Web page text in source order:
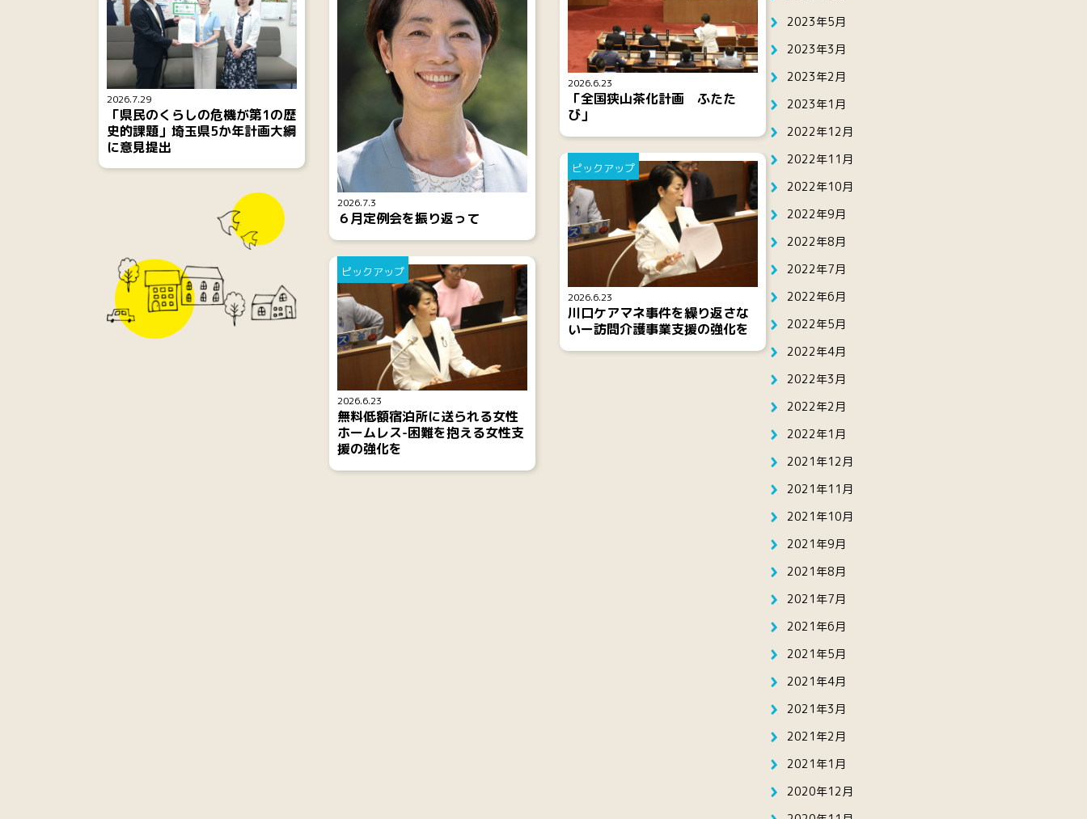
2026.7.29
「県民のくらしの危機が第1の歴
史的課題」埼玉県5か年計画大綱
に意見提出
2026.7.3
６月定例会を振り返って
2026.6.23
「全国狭山茶化計画 ふたた
び」
2026.6.23
ピックアップ
川口ケアマネ事件を繰り返さな
いー訪問介護事業支援の強化を
2026.6.23
ピックアップ
無料低額宿泊所に送られる女性
ホームレス-困難を抱える女性支
援の強化を
2023年5月
2023年3月
2023年2月
2023年1月
2022年12月
2022年11月
2022年10月
2022年9月
2022年8月
2022年7月
2022年6月
2022年5月
2022年4月
2022年3月
2022年2月
2022年1月
2021年12月
2021年11月
2021年10月
2021年9月
2021年8月
2021年7月
2021年6月
2021年5月
2021年4月
2021年3月
2021年2月
2021年1月
2020年12月